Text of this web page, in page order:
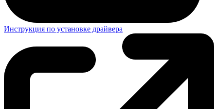
Инструкция по установке драйвера